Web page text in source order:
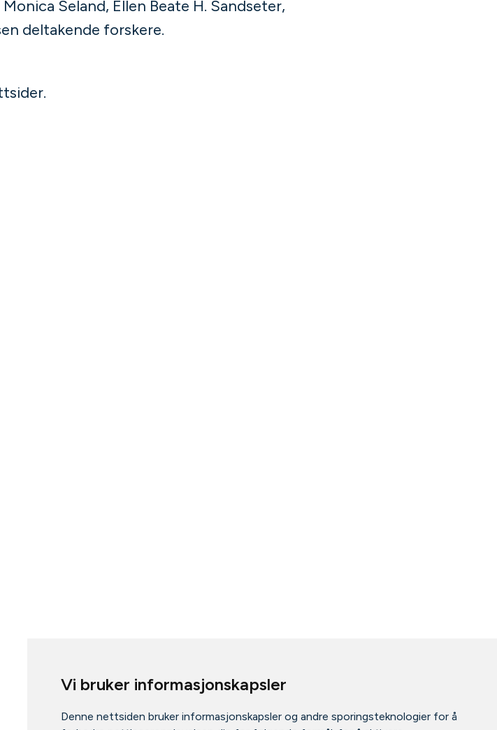
Vi bruker informasjonskapsler
Denne nettsiden bruker informasjonskapsler og andre sporingsteknologier for å
Seland, Ellen Beate H. Sandseter,
deltakende forskere.